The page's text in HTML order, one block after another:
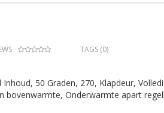
TAGS (0)
Inhoud, 50 Graden, 270, Klapdeur,
bovenwarmte, Onderwarmte apart